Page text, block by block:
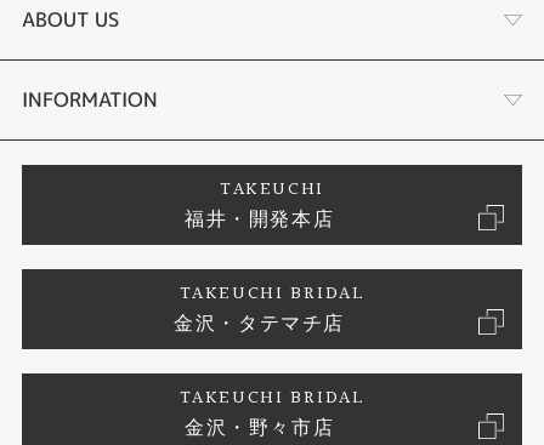
結婚指輪
セットリング
婚約ネックレス
エタニティリング
ふくい時計宝石修理研究所
タケウチのこだわり
プロポーズサポート
ブランドリスト
ジュエリーリフォーム
ABOUT US
会社概要
お客様の声
INFORMATION
プライバシーポリシー
TAKEUCHI
福井・開発本店
TAKEUCHI BRIDAL
金沢・タテマチ店
TAKEUCHI BRIDAL
金沢・野々市店